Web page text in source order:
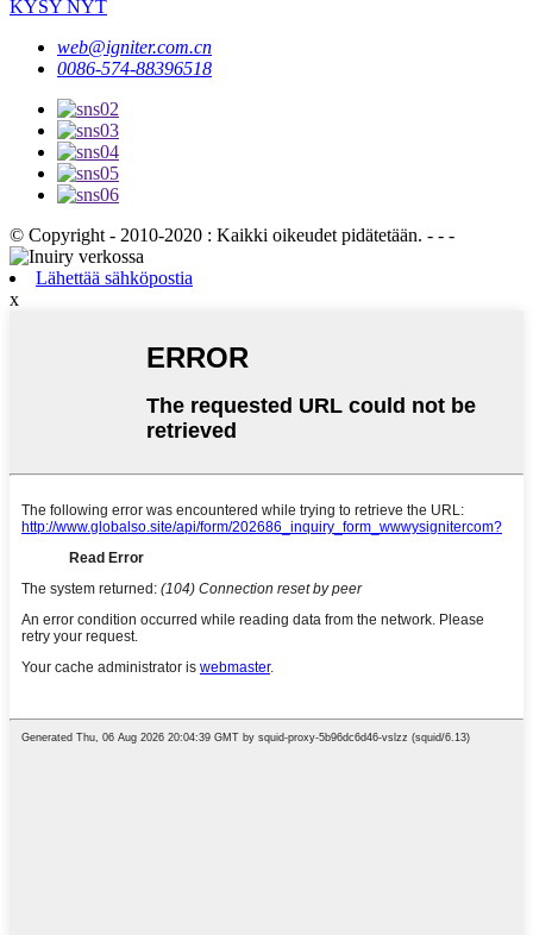
KYSY NYT
web@igniter.com.cn
0086-574-88396518
© Copyright - 2010-2020 : Kaikki oikeudet pidätetään. - - -
Lähettää sähköpostia
x